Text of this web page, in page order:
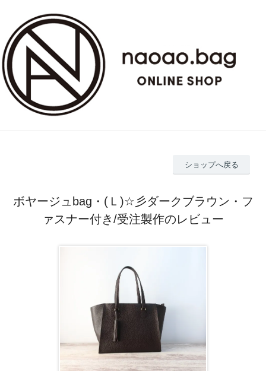
ショップへ戻る
ボヤージュbag・(Ｌ)☆彡ダークブラウン・フ
ァスナー付き/受注製作のレビュー